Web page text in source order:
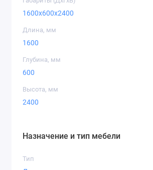
Дуб Крафт
Индастриал
1600x600x2400
Длина, мм
1600
Глубина, мм
600
Высота, мм
2400
Назначение и тип мебели
Тип